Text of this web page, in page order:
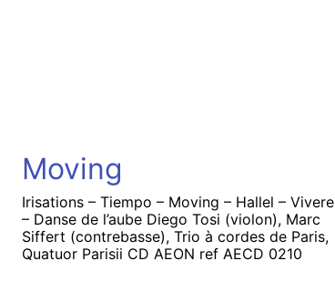
Moving
Irisations – Tiempo – Moving – Hallel – Vivere
– Danse de l’aube Diego Tosi (violon), Marc
Siffert (contrebasse), Trio à cordes de Paris,
Quatuor Parisii CD AEON ref AECD 0210